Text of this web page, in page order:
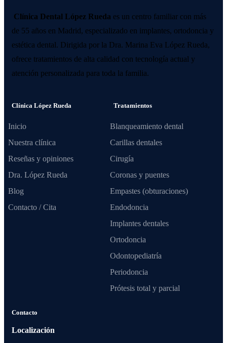
Clínica Dental López Rueda es un centro familiar con más
de 55 años en Madrid, especializado en implantes, ortodoncia y
estética dental. Dirigida por la Dra. Marina Eva López Rueda,
ofrece tratamientos de alta calidad con tecnología actual y
atención personalizada para toda la familia.
Clínica López Rueda
Inicio
Nuestra clínica
Reseñas y opiniones
Dra. López Rueda
Blog
Contacto / Cita
Tratamientos
Blanqueamiento dental
Carillas dentales
Cirugía
Coronas y puentes
Empastes (obturaciones)
Endodoncia
Implantes dentales
Ortodoncia
Odontopediatría
Periodoncia
Prótesis total y parcial
Contacto
Localización